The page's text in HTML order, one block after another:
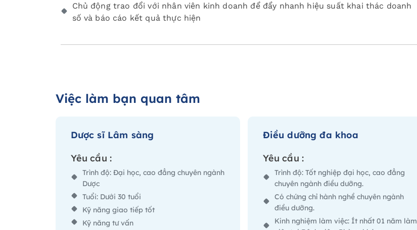
Chủ động trao đổi với nhân viên kinh doanh để đẩy nhanh hiệu suất khai thác doanh
số và báo cáo kết quả thực hiện
Việc làm bạn quan tâm
Dược sĩ Lâm sàng
Yêu cầu :
Trình độ: Đại học, cao đẳng chuyên ngành
Dược
Tuổi: Dưới 30 tuổi
Kỹ năng giao tiếp tốt
Kỹ năng tư vấn
Điều dưỡng đa khoa
Yêu cầu :
Trình độ: Tốt nghiệp đại học, cao đẳng
chuyên ngành điều dưỡng.
Có chứng chỉ hành nghề chuyên ngành
điều dưỡng.
Kinh nghiệm làm việc: Ít nhất 01 năm làm